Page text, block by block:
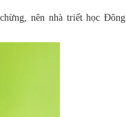
nên nhà triết học Đông